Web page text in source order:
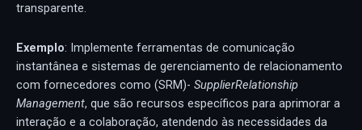
transparente.
Exemplo: Implemente ferramentas de comunicação
instantânea e sistemas de gerenciamento de relacionamento
com fornecedores como (SRM)- SupplierRelationship
Management, que são recursos específicos para aprimorar a
interação e a colaboração, atendendo às necessidades da